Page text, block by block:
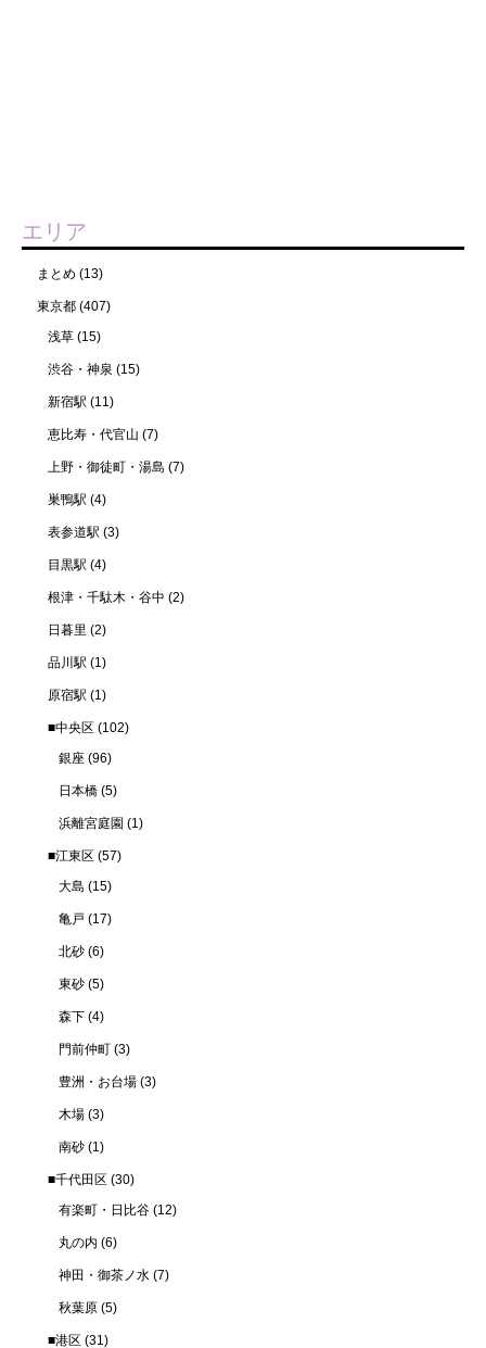
エリア
まとめ (13)
東京都 (407)
浅草 (15)
渋谷・神泉 (15)
新宿駅 (11)
恵比寿・代官山 (7)
上野・御徒町・湯島 (7)
巣鴨駅 (4)
表参道駅 (3)
目黒駅 (4)
根津・千駄木・谷中 (2)
日暮里 (2)
品川駅 (1)
原宿駅 (1)
■中央区 (102)
銀座 (96)
日本橋 (5)
浜離宮庭園 (1)
■江東区 (57)
大島 (15)
亀戸 (17)
北砂 (6)
東砂 (5)
森下 (4)
門前仲町 (3)
豊洲・お台場 (3)
木場 (3)
南砂 (1)
■千代田区 (30)
有楽町・日比谷 (12)
丸の内 (6)
神田・御茶ノ水 (7)
秋葉原 (5)
■港区 (31)